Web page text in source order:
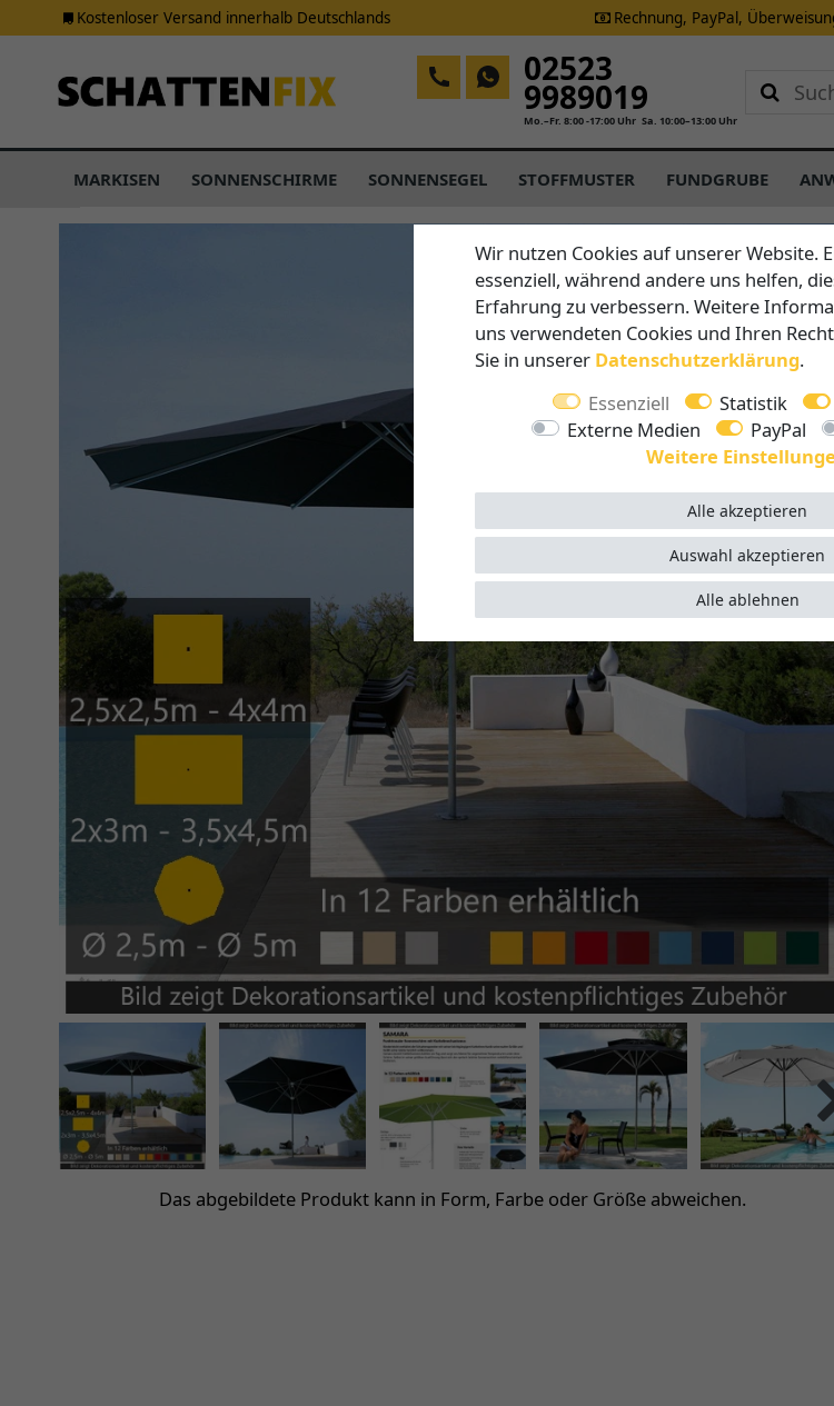
Kostenloser Versand innerhalb Deutschlands Rechnung, PayPal,
02523
9989019
Mo.–Fr. 8:00 -17:00 Uhr Sa. 10:00–13:00 Uhr
MARKISEN SONNENSCHIRME SONNENSEGEL STOFFMUSTER FUNDGRUBE
Das abgebildete Produkt kann in Form, Farbe oder Größe abweichen.
Wir nutzen Cookies auf unserer Website.
essenziell, während andere uns helfen,
Erfahrung zu verbessern. Weitere
uns verwendeten Cookies und Ihren
Sie in unserer Daten­schutz­erklärung.
Essenziell
Statistik
Externe Medien
PayPal
Weitere
Alle akzeptieren
Alle ablehnen
Auswahl akzeptieren